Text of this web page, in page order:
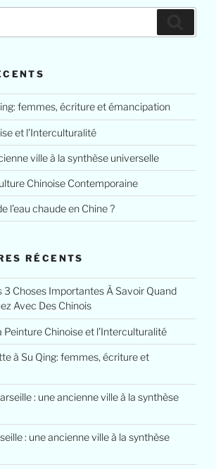
femmes, écriture et émancipation
et l’Interculturalité
ville à la synthèse universelle
Chinoise Contemporaine
l’eau chaude en Chine ?
RÉCENTS
3 Choses Importantes À Savoir Quand
Avec Des Chinois
Peinture Chinoise et l’Interculturalité
à Su Qing: femmes, écriture et
: une ancienne ville à la synthèse
: une ancienne ville à la synthèse